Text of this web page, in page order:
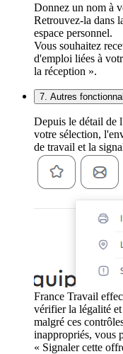
Donnez un nom à
Retrouvez-la dans
espace personnel.
Vous souhaitez
d'emploi liées à
la réception ».
7. Autres
Depuis le détail de
votre sélection,
de travail et la
France Travail
vérifier la légalité
malgré ces
inappropriés, vous
« Signaler cette